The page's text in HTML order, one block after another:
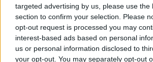
targeted advertising by us, please use the
section to confirm your selection. Please
opt-out request is processed you may
interest-based ads based on personal
us or personal information disclosed to
your opt-out. You may separately opt-out